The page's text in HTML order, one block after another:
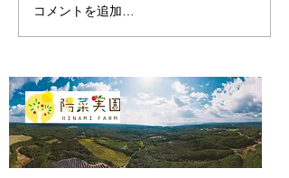
コメントを追加…